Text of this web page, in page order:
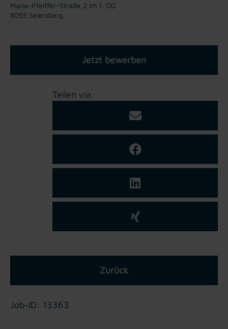
Maria-Pfeiffer-Straße 2 im 1. OG
8055 Seiersberg
Jetzt bewerben
Teilen via:
Zurück
Job-ID: 13363